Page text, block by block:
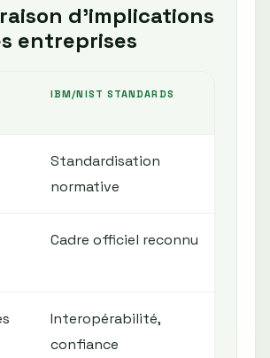
d'implications
entreprises
IBM/NIST STANDARDS
Standardisation
normative
Cadre officiel reconnu
Interopérabilité,
confiance